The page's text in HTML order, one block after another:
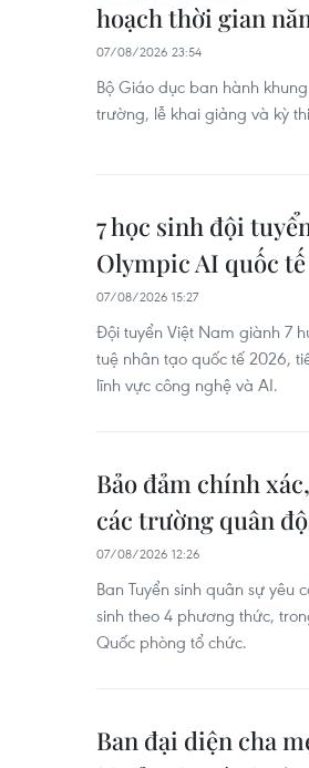
hoạch thời gian
07/08/2026 23:54
Bộ Giáo dục ban hành
trường, lễ khai giảng và kỳ
7 học sinh đội
Olympic AI quốc tế
07/08/2026 15:27
Đội tuyển Việt Nam giành 7
tuệ nhân tạo quốc tế 2026,
lĩnh vực công nghệ và AI.
Bảo đảm chính
các trường quân
07/08/2026 12:26
Ban Tuyển sinh quân sự
sinh theo 4 phương thức,
Quốc phòng tổ chức.
Ban đại diện cha